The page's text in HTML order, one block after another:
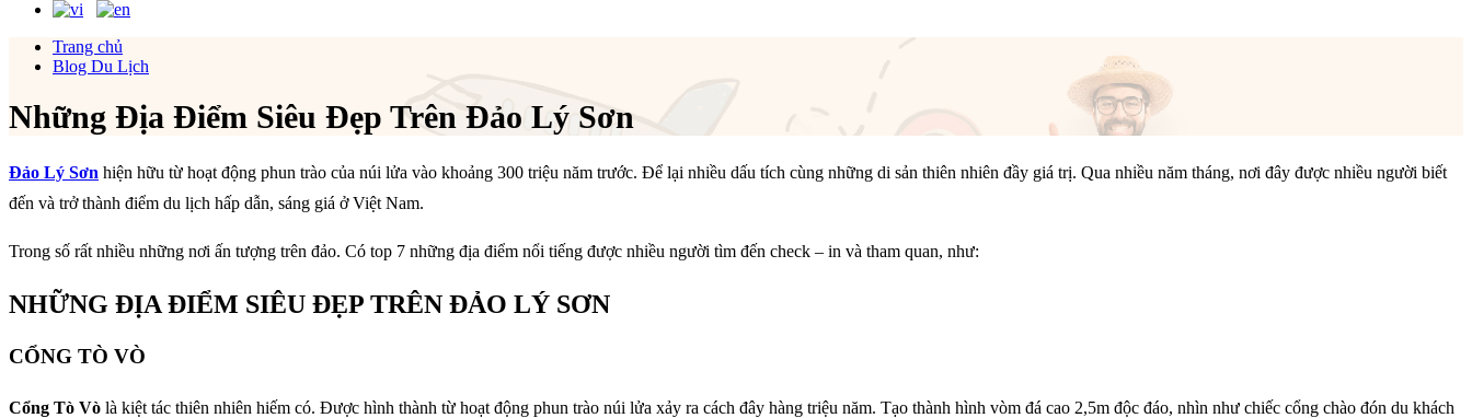
Trang chủ
Blog Du Lịch
Những Địa Điểm Siêu Đẹp Trên Đảo Lý Sơn
Đảo Lý Sơn hiện hữu từ hoạt động phun trào của núi lửa vào khoảng 300 triệu năm trước. Để lại nhiều dấu tích cùng những di sản thiên nhiên đầy giá trị. Qua nhiều năm tháng, nơi đây được nhiều người biết
đến và trở thành điểm du lịch hấp dẫn, sáng giá ở Việt Nam.
Trong số rất nhiều những nơi ấn tượng trên đảo. Có top 7 những địa điểm nổi tiếng được nhiều người tìm đến check – in và tham quan, như:
NHỮNG ĐỊA ĐIỂM SIÊU ĐẸP TRÊN ĐẢO LÝ SƠN
CỔNG TÒ VÒ
Cổng Tò Vò là kiệt tác thiên nhiên hiếm có. Được hình thành từ hoạt động phun trào núi lửa xảy ra cách đây hàng triệu năm. Tạo thành hình vòm đá cao 2,5m độc đáo, nhìn như chiếc cổng chào đón du khách